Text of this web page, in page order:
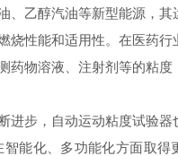
、乙醇汽油等新型能源，其
烧性能和适用性。在医药行
药物溶液、注射剂等的粘度
步，自动运动粘度试验器
能化、多功能化方面取得